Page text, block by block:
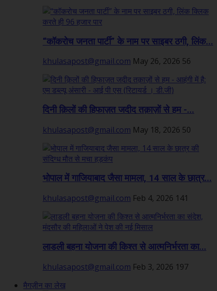
“कॉकरोच जनता पार्टी” के नाम पर साइबर ठगी, लिंक...
khulasapost@gmail.com May 26, 2026 56
दिनी क़िलों की हिफाज़त जदीद तक़ाज़ों से हम -...
khulasapost@gmail.com May 18, 2026 50
भोपाल में गाजियाबाद जैसा मामला, 14 साल के छात्र...
khulasapost@gmail.com Feb 4, 2026 141
लाडली बहना योजना की किश्त से आत्मनिर्भरता का...
khulasapost@gmail.com Feb 3, 2026 197
मैगज़ीन का लेख